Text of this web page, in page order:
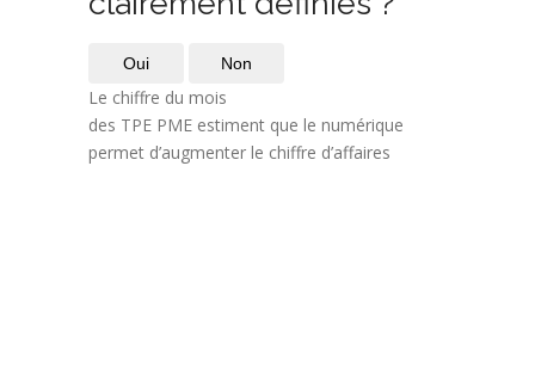
Oui Non
Le chiffre du mois
des TPE PME estiment que le numérique
permet d’augmenter le chiffre d’affaires